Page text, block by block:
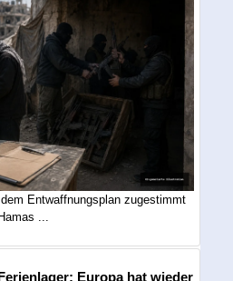
Entwaffnungsplan zugestimmt
...
Europa hat wieder